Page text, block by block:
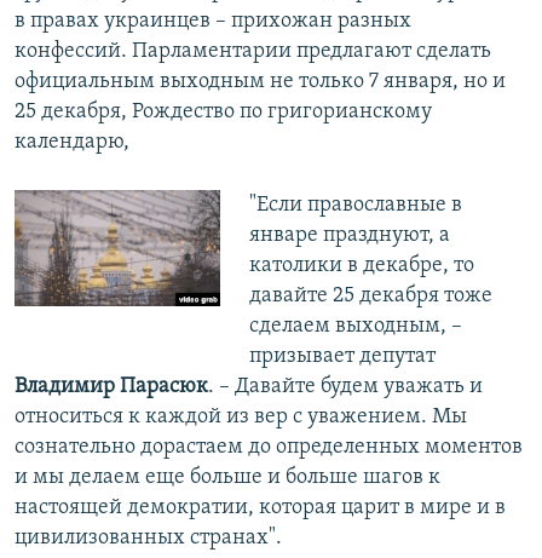
в правах украинцев – прихожан разных
конфессий. Парламентарии предлагают сделать
официальным выходным не только 7 января, но и
25 декабря, Рождество по григорианскому
календарю,
"Если православные в
январе празднуют, а
католики в декабре, то
давайте 25 декабря тоже
сделаем выходным, –
призывает депутат
Владимир Парасюк. – Давайте будем уважать и
относиться к каждой из вер с уважением. Мы
сознательно дорастаем до определенных моментов
и мы делаем еще больше и больше шагов к
настоящей демократии, которая царит в мире и в
цивилизованных странах".